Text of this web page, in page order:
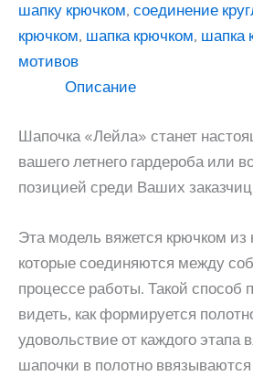
шапку крючком, соединение
крючком, шапка крючком, шапка
мотивов
Описание
Шапочка «Лейла» станет
вашего летнего гардероба или
позицией среди Ваших
Эта модель вяжется крючком из
которые соединяются между
процессе работы. Такой способ
видеть, как формируется
удовольствие от каждого этапа
шапочки в полотно